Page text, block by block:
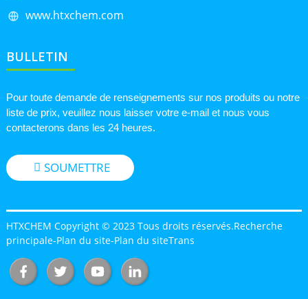
www.htxchem.com
BULLETIN
Pour toute demande de renseignements sur nos produits ou notre
liste de prix, veuillez nous laisser votre e-mail et nous vous
contacterons dans les 24 heures.
SOUMETTRE
HTXCHEM Copyright © 2023 Tous droits réservés.Recherche
principale-Plan du site-Plan du siteTrans